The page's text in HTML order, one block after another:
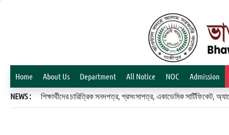
Home About Us Department All Notice NOC Admission
NEWS : শিক্ষার্থীদের চারিত্রিক সনদপত্র, প্রসংসাপত্র, একাডেমিক